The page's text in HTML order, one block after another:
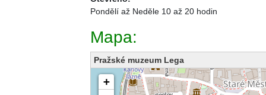
Pondělí až Neděle 10 až 20 hodin
Mapa:
Pražské muzeum Lega
načítám mapu - prosím čekejte...
+